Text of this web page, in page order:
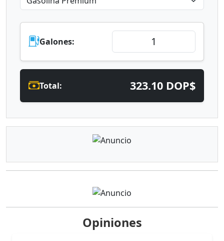
Galones:
Total: 323.10 DOP$
Opiniones